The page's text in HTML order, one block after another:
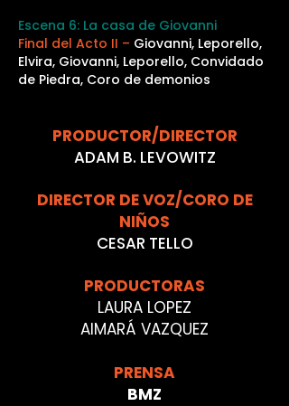
Escena 6: La casa de Giovanni
Final del Acto II – Giovanni, Leporello,
Elvira, Giovanni, Leporello, Convidado
de Piedra, Coro de demonios
PRODUCTOR/DIRECTOR
ADAM B. LEVOWITZ
DIRECTOR DE VOZ/CORO DE
NIÑOS
CESAR TELLO
PRODUCTORAS
LAURA LOPEZ
AIMARÁ VAZQUEZ
PRENSA
BMZ